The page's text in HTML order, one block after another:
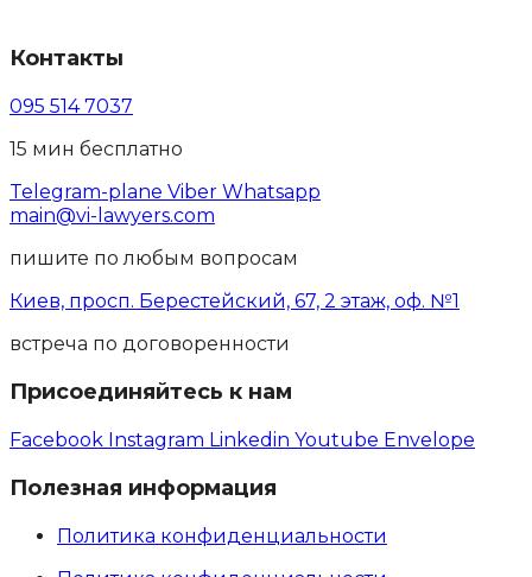
Контакты
095 514 7037
15 мин бесплатно
Telegram-plane Viber Whatsapp
main@vi-lawyers.com
пишите по любым вопросам
Киев, просп. Берестейский, 67, 2 этаж, оф. №1
встреча по договоренности
Присоединяйтесь к нам
Facebook Instagram Linkedin Youtube Envelope
Полезная информация
Политика конфиденциальности